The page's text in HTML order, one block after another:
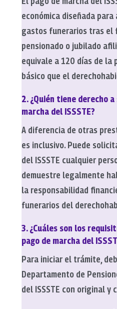
económica diseñada
gastos funerarios tras el
pensionado o jubilado
equivale a 120 días de la
básico que el
2. ¿Quién tiene derecho
marcha del ISSSTE?
A diferencia de otras
es inclusivo. Puede
del ISSSTE cualquier
demuestre legalmente
la responsabilidad
funerarios del
3. ¿Cuáles son los
pago de marcha del
Para iniciar el trámite,
Departamento de
del ISSSTE con original y